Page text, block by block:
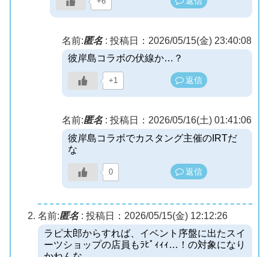
名前:匿名: 投稿日：2026/05/15(金) 23:40:08
彼岸島コラボの伏線か…？
+1 返信
名前:匿名: 投稿日：2026/05/16(土) 01:41:06
彼岸島コラボでカスタング主催のIRTだ
な
0 返信
名前:匿名: 投稿日：2026/05/15(金) 12:12:26
ラピ太郎からすれば、イベント序盤に出たスイ
ーツショップの店員もﾗﾋﾟｨｨｨ…！の対象になり